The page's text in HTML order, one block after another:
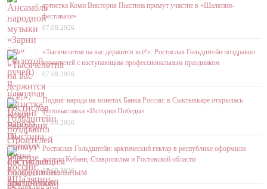
артистка Коми Виктория Пыстина примут участие в «Шаляпин-
фестивале»
07.08.2026
«Тысячелетия на вас держится всё!»: Ростислав Гольдштейн поздравил
строителей с наступающим профессиональным праздником
07.08.2026
Подвиг народа на монетах Банка России: в Сыктывкаре открылась
фотовыставка «Истории Победы»
07.08.2026
Ростислав Гольдштейн: арктический гектар в республике оформили
жители Кубани, Ставрополья и Ростовской области
07.08.2026